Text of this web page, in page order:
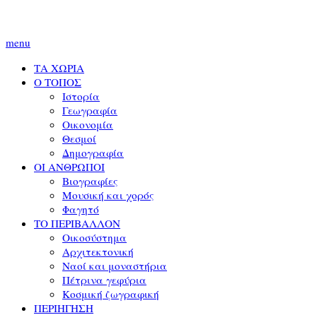
menu
ΤΑ ΧΩΡΙΑ
Ο ΤΟΠΟΣ
Ιστορία
Γεωγραφία
Οικονομία
Θεσμοί
Δημογραφία
ΟΙ ΑΝΘΡΩΠΟΙ
Βιογραφίες
Μουσική και χορός
Φαγητό
ΤΟ ΠΕΡΙΒΑΛΛΟΝ
Οικοσύστημα
Αρχιτεκτονική
Ναοί και μοναστήρια
Πέτρινα γεφύρια
Κοσμική ζωγραφική
ΠΕΡΙΗΓΗΣΗ